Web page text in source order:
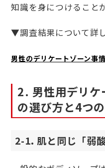
知識を身につけること
▼調査結果について詳
男性のデリケートゾーン事
2. 男性用デリケ
の選び方と4つ
2-1. 肌と同じ「弱